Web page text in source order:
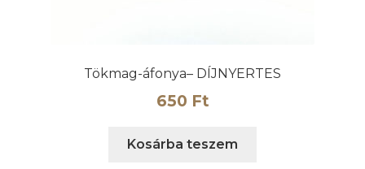
Tökmag-áfonya– DÍJNYERTES
650 Ft
Kosárba teszem